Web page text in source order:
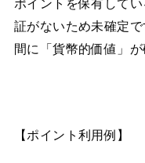
ポイントを保有して
証がないため未確定
間に「貨幣的価値」
【ポイント利用例】